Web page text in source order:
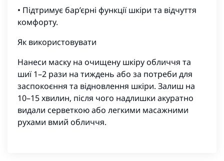
• Підтримує бар’єрні функції шкіри та відчуття
комфорту.
Як використовувати
Нанеси маску на очищену шкіру обличчя та
шиї 1–2 рази на тиждень або за потреби для
заспокоєння та відновлення шкіри. Залиш на
10–15 хвилин, після чого надлишки акуратно
видали серветкою або легкими масажними
рухами вмий обличчя.